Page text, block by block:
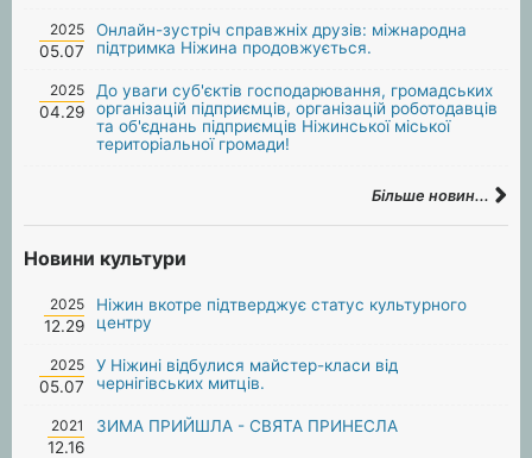
2025
05.07
Онлайн-зустріч справжніх друзів: міжнародна
підтримка Ніжина продовжується.
2025
04.29
До уваги суб'єктів господарювання, громадських
організацій підприємців, організацій роботодавців
та об'єднань підприємців Ніжинської міської
територіальної громади!
Більше новин...
Новини культури
2025
12.29
Ніжин вкотре підтверджує статус культурного
центру
2025
05.07
У Ніжині відбулися майстер-класи від
чернігівських митців.
2021
12.16
ЗИМА ПРИЙШЛА - СВЯТА ПРИНЕСЛА